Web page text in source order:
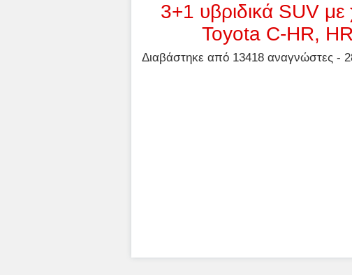
3+1 υβριδικά SUV
Toyota C-HR,
Διαβάστηκε από 13418 αναγνώστες -